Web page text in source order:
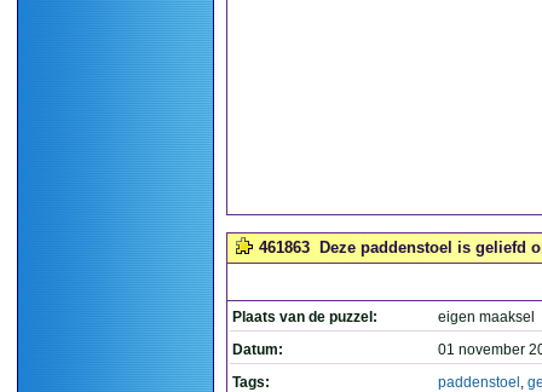
461863 Deze paddenstoel is geliefd
Plaats van de puzzel:
eigen maaksel
Datum:
01 november
Tags:
paddenstoel ,